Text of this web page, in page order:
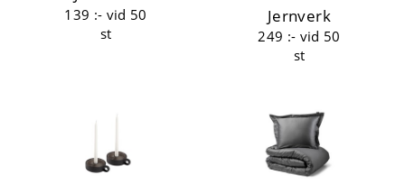
139 :- vid 50
st
Jernverk
249 :- vid 50
st